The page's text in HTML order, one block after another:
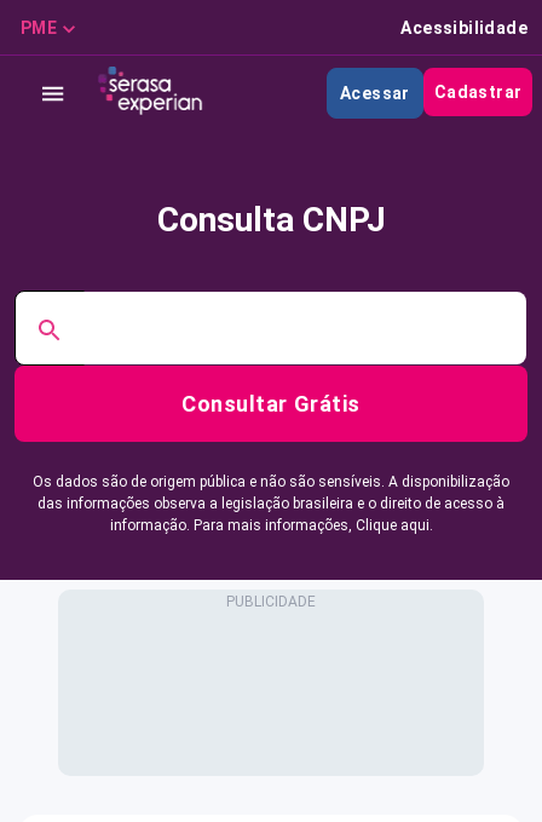
PME Acessibilidade
Acessar Cadastrar
Consulta CNPJ
Consultar Grátis
Os dados são de origem pública e não são sensíveis. A disponibilização
das informações observa a legislação brasileira e o direito de acesso à
informação. Para mais informações, Clique aqui.